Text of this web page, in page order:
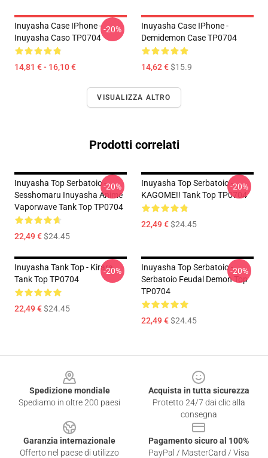
Inuyasha Case IPhone -
Inuyasha Caso TP0704
14,81 € - 16,10 €
-20%
Inuyasha Case IPhone -
Demidemon Case TP0704
14,62 €$15.9
VISUALIZZA ALTRO
Prodotti correlati
Inuyasha Top Serbatoio -
Sesshomaru Inuyasha Anime
Vaporwave Tank Top TP0704
22,49 €$24.45
-20%
Inuyasha Top Serbatoio -
KAGOME!! Tank Top TP0704
22,49 €$24.45
-20%
Inuyasha Tank Top - Kirara
Tank Top TP0704
22,49 €$24.45
-20%
Inuyasha Top Serbatoio -
Serbatoio Feudal Demon Top
TP0704
22,49 €$24.45
-20%
Spedizione mondiale
Spediamo in oltre 200 paesi
Acquista in tutta sicurezza
Protetto 24/7 dai clic alla
consegna
Garanzia internazionale
Offerto nel paese di utilizzo
Pagamento sicuro al 100%
PayPal / MasterCard / Visa